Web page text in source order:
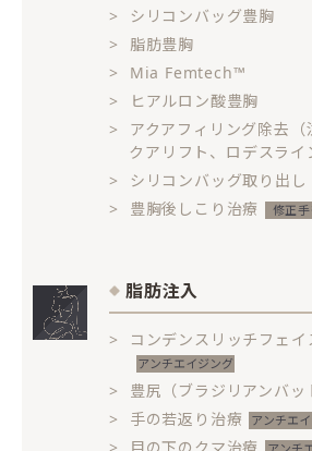
シリコンバッグ豊胸
脂肪豊胸
Mia Femtech™
ヒアルロン酸豊胸
アクアフィリング除去
クアリフト、ロデスライ
シリコンバッグ取り出し
豊胸後しこり治療
脂肪注入
コンデンスリッチフェイ
豊尻（ブラジリアンバッ
手の若返り治療